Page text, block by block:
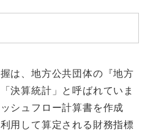
は、地方公共団体の『地方
決算統計」と呼ばれていま
シュフロー計算書を作成
用して算定される財務指標